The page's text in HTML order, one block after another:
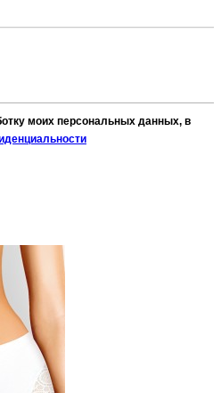
моих персональных данных, в